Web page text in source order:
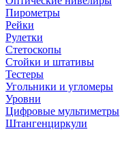
Пирометры
Рейки
Рулетки
Стетоскопы
Стойки и штативы
Тестеры
Угольники и угломеры
Уровни
Цифровые мультиметры
Штангенциркули